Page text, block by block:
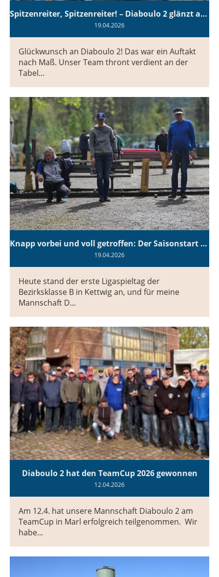
Spitzenreiter, Spitzenreiter! – Diaboulo 2 glänzt am 1. Spieltag
19.04.2026
Glückwunsch an Diaboulo 2! Das war ein Auftakt
nach Maß. Unser Team thront verdient an der
Tabel...
Knapp vorbei und voll getroffen: Der Saisonstart von Diaboulo 3
19.04.2026
Heute stand der erste Ligaspieltag der
Bezirksklasse B in Kettwig an, und für meine
Mannschaft D...
Diaboulo 2 hat den TeamCup 2026 gewonnen
12.04.2026
Am 12.4. hat unsere Mannschaft Diaboulo 2 am
TeamCup in Marl erfolgreich teilgenommen. Wir
habe...